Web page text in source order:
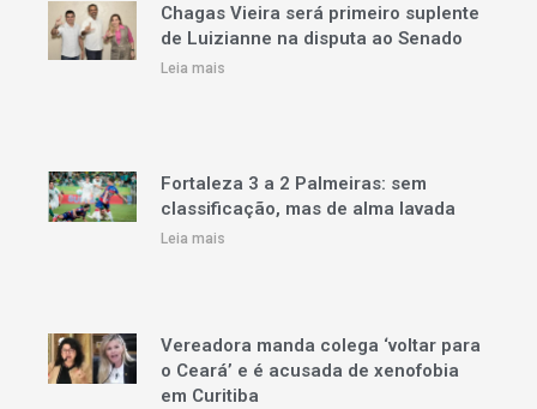
Chagas Vieira será primeiro suplente
de Luizianne na disputa ao Senado
Leia mais
Fortaleza 3 a 2 Palmeiras: sem
classificação, mas de alma lavada
Leia mais
Vereadora manda colega ‘voltar para
o Ceará’ e é acusada de xenofobia
em Curitiba